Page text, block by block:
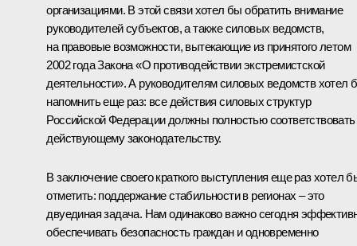
организациями. В этой связи хотел бы обратить внимание
руководителей субъектов, а также силовых ведомств,
на правовые возможности, вытекающие из принятого летом
2002 года Закона «О противодействии экстремистской
деятельности». А руководителям силовых ведомств хотел
напомнить еще раз: все действия силовых структур
Российской Федерации должны полностью соответствовать
действующему законодательству.
В заключение своего краткого выступления еще раз хотел
отметить: поддержание стабильности в регионах – это
двуединая задача. Нам одинаково важно сегодня
обеспечивать безопасность граждан и одновременно